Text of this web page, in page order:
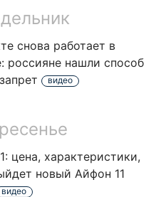
снова работает в
россияне нашли способ
видео
цена, характеристики,
новый Айфон 11
видео